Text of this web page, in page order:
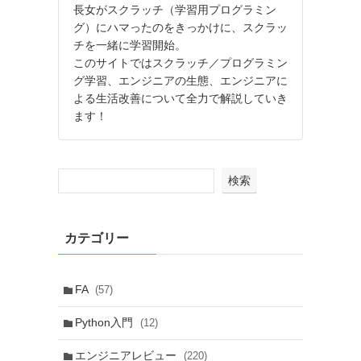
長女がスクラッチ（学習用プログラミン
グ）にハマったのをきっかけに、スクラッ
チを一緒に学習開始。
このサイトではスクラッチ／プログラミン
グ学習、エンジニアの生態、エンジニアに
よる生活改善について全力で解説していき
ます！
検索
カテゴリー
FA (57)
Python入門 (12)
エンジニアレビュー (220)